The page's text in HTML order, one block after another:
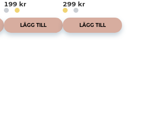
199 kr
LÄGG TILL
299 kr
LÄGG TILL